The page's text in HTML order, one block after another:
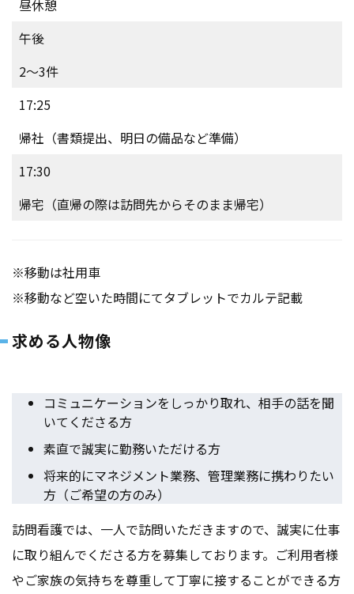
昼休憩
午後
2～3件
17:25
帰社（書類提出、明日の備品など準備）
17:30
帰宅（直帰の際は訪問先からそのまま帰宅）
※移動は社用車
※移動など空いた時間にてタブレットでカルテ記載
求める人物像
コミュニケーションをしっかり取れ、相手の話を聞
いてくださる方
素直で誠実に勤務いただける方
将来的にマネジメント業務、管理業務に携わりたい
方（ご希望の方のみ）
訪問看護では、一人で訪問いただきますので、誠実に仕事
に取り組んでくださる方を募集しております。ご利用者様
やご家族の気持ちを尊重して丁寧に接することができる方